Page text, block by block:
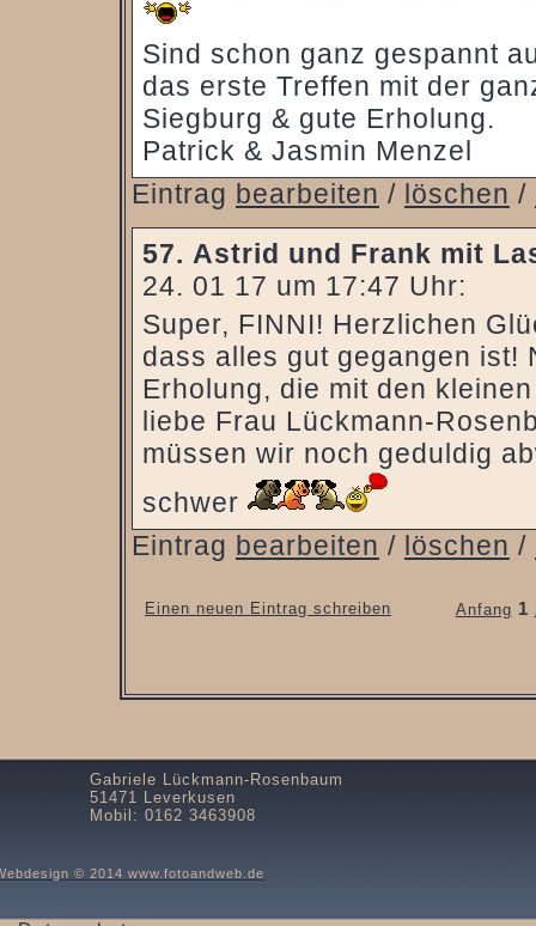
Sind schon ganz gespannt
das erste Treffen mit der
Siegburg & gute Erholung.
Patrick & Jasmin Menzel
Eintrag bearbeiten / löschen /
57. Astrid und Frank mit
24. 01 17 um 17:47 Uhr:
Super, FINNI! Herzlichen
dass alles gut gegangen ist!
Erholung, die mit den
liebe Frau Lückmann-
müssen wir noch geduldig
schwer
Eintrag bearbeiten / löschen /
Einen neuen Eintrag schreiben Anfang 1
Gabriele Lückmann-Rosenbaum
51471 Leverkusen
Mobil: 0162 3463908
© 2014 www.fotoandweb.de